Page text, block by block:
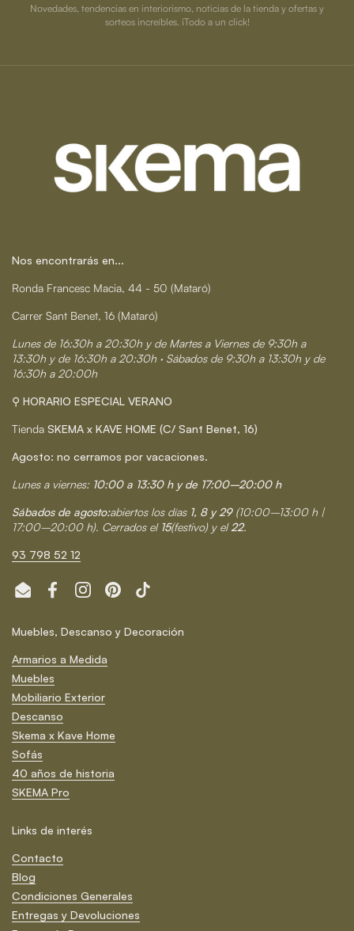
Novedades, tendencias en interiorismo, noticias de la tienda y ofertas y
sorteos increíbles. ¡Todo a un click!
Nos encontrarás en...
Ronda Francesc Macia, 44 - 50 (Mataró)
Carrer Sant Benet, 16 (Mataró)
Lunes de 16:30h a 20:30h y de Martes a Viernes de 9:30h a
13:30h y de 16:30h a 20:30h · Sábados de 9:30h a 13:30h y de
16:30h a 20:00h
⚲ HORARIO ESPECIAL VERANO
Tienda SKEMA x KAVE HOME (C/ Sant Benet, 16)
Agosto: no cerramos por vacaciones.
Lunes a viernes: 10:00 a 13:30 h y de 17:00–20:00 h
Sábados de agosto:abiertos los días 1, 8 y 29 (10:00–13:00 h |
17:00–20:00 h). Cerrados el 15(festivo) y el22.
93 798 52 12
Email FacebookInstagramPinterestTikTok
Muebles, Descanso y Decoración
Armarios a Medida
Muebles
Mobiliario Exterior
Descanso
Skema x Kave Home
Sofás
40 años de historia
SKEMA Pro
Links de interés
Contacto
Blog
Condiciones Generales
Entregas y Devoluciones